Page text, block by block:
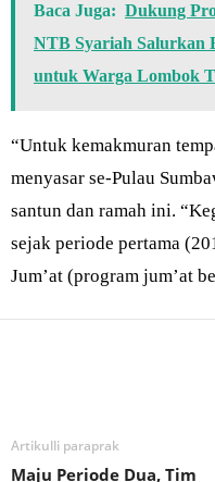
Baca Juga: Dukung
NTB Syariah Salurkan
untuk Warga Lombok
“Untuk kemakmuran
menyasar se-Pulau
santun dan ramah ini.
sejak periode pertama
Jum’at (program jum’at
Artikulli paraprak
Maju Periode Dua, Tim